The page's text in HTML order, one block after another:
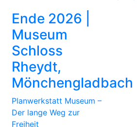
Ende 2026 |
Museum
Schloss
Rheydt,
Mönchengladbach
Planwerkstatt Museum –
Der lange Weg zur
Freiheit